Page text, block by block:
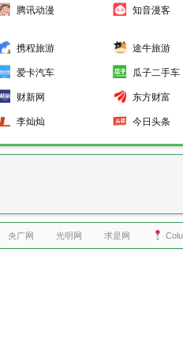
腾讯动漫 知音漫客
携程旅游 途牛旅游
爱卡汽车 瓜子二手车
财新网 东方财富
李灿灿 今日头条
央广网 光明网 求是网